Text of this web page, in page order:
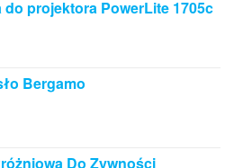
do projektora PowerLite 1705c
Bergamo
Do Zywności